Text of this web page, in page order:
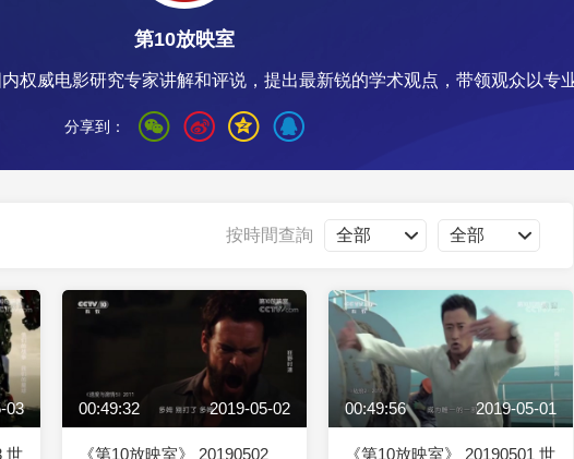
全景新聞
人生第一次 人生第二次
NBA 中超 國足 國際足球
文化體育 冰雪道路 足球道路
科普 健康 樂齡 閱讀 藝術 汽車
總台企業白名單
第10放映室
权威电影研究专家讲解和评说，提出最新锐的学术观点，带领观众以专
分享到：
按時間查詢
03
世
00:49:32 2019-05-02
《第10放映室》 20190502
00:49:56 2019-05-01
《第10放映室》 20190501 世